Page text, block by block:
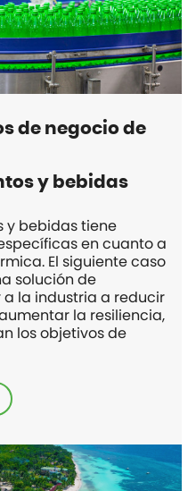
de negocio de
y bebidas
y bebidas tiene
en cuanto a
El siguiente caso
solución de
la industria a reducir
la resiliencia,
los objetivos de